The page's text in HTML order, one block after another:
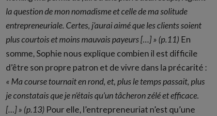
la question de mon nomadisme et celle de ma solitude
entrepreneuriale. Certes, j’aurai aimé que les clients soient
plus courtois et moins mauvais payeurs […] » (p.11) En
somme, Sophie nous explique combien il est difficile
d’être son propre patron et de vivre dans la précarité :
« Ma course tournait en rond, et, plus le temps passait, plus
je constatais que je n’étais qu’un tâcheron zélé et efficace.
[…] » (p.13) Pour elle, l’entrepreneuriat n’est qu’une